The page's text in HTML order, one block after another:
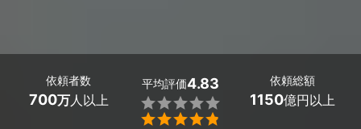
依頼者数
700万人以上
平均評価4.83


依頼総額
1150億円以上